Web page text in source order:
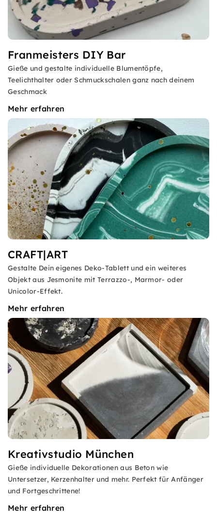
Franmeisters DIY Bar
Gieße und gestalte individuelle Blumentöpfe,
Teelichthalter oder Schmuckschalen ganz nach deinem
Geschmack
Mehr erfahren
CRAFT|ART
Gestalte Dein eigenes Deko-Tablett und ein weiteres
Objekt aus Jesmonite mit Terrazzo-, Marmor- oder
Unicolor-Effekt.
Mehr erfahren
Kreativstudio München
Gieße individuelle Dekorationen aus Beton wie
Untersetzer, Kerzenhalter und mehr. Perfekt für Anfänger
und Fortgeschrittene!
Mehr erfahren